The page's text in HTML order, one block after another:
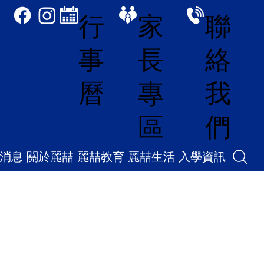
行
事
曆
家
長
專
區
聯
絡
我
們
息 關於麗喆 麗喆教育 麗喆生活 入學資訊